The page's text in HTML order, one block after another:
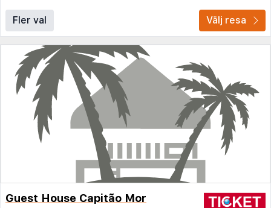
Fler val Välj resa
Guest House Capitão Mor